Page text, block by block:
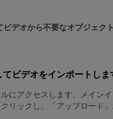
デオから不要なオブジェク
ビデオをインポートしま
にアクセスします。メイン
リックし、「アップロード